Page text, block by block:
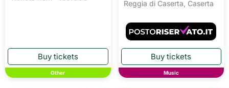
Other
Reggia di Caserta, Caserta
Music